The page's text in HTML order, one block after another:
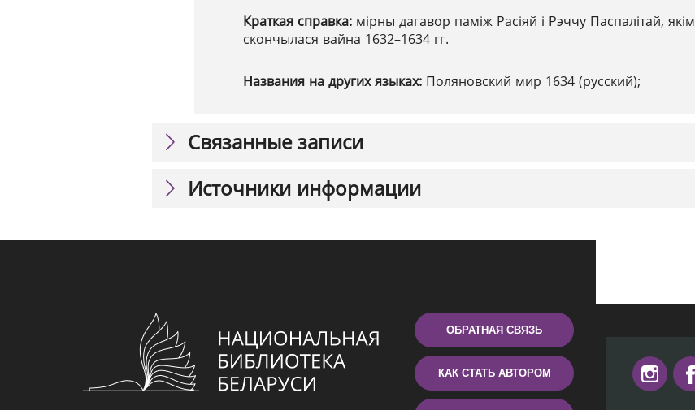
Краткая справка: мірны дагавор паміж Расіяй і Рэччу Паспалітай, якім
скончылася вайна 1632–1634 гг.
Названия на других языках: Поляновский мир 1634 (русский);
Связанные записи
Источники информации
ОБРАТНАЯ СВЯЗЬ
КАК СТАТЬ АВТОРОМ